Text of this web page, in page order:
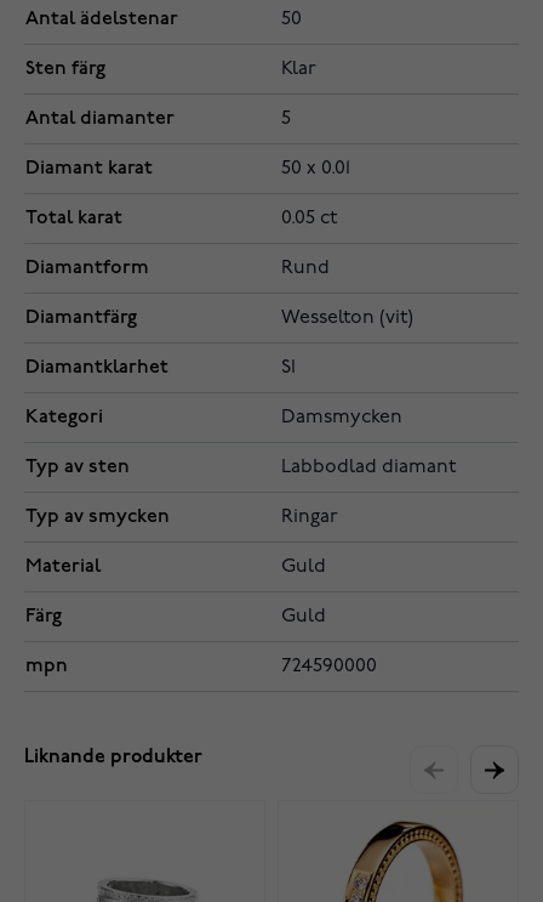
Antal ädelstenar 50
Sten färg Klar
Antal diamanter 5
Diamant karat 50 x 0.01
Total karat 0.05 ct
Diamantform Rund
Diamantfärg Wesselton (vit)
Diamantklarhet SI
Kategori Damsmycken
Typ av sten Labbodlad diamant
Typ av smycken Ringar
Material Guld
Färg Guld
mpn 724590000
Liknande produkter